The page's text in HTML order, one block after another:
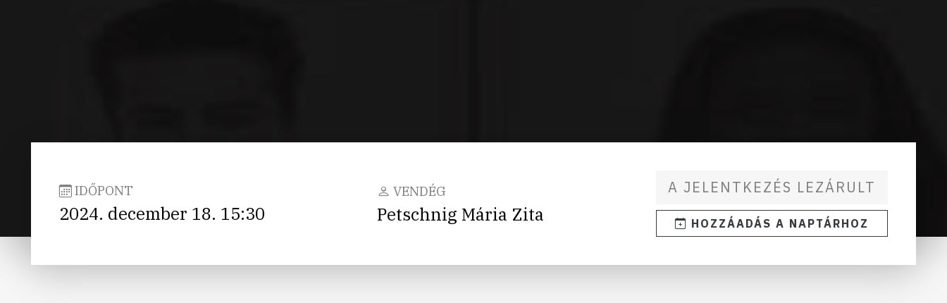
IDŐPONT
2024. december 18. 15:30
VENDÉG
Petschnig Mária Zita
A JELENTKEZÉS LEZÁRULT
HOZZÁADÁS A NAPTÁRHOZ